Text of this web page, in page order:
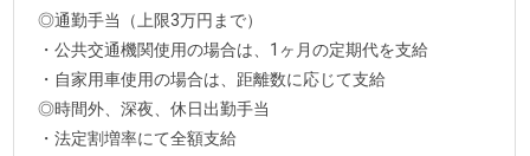
◎通勤手当（上限3万円まで）
・公共交通機関使用の場合は、1ヶ月の定期代を支給
・自家用車使用の場合は、距離数に応じて支給
◎時間外、深夜、休日出勤手当
・法定割増率にて全額支給